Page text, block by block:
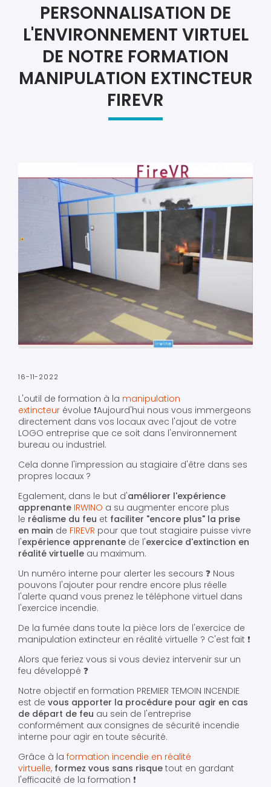
PERSONNALISATION DE
L'ENVIRONNEMENT VIRTUEL
DE NOTRE FORMATION
MANIPULATION EXTINCTEUR
FIREVR
16-11-2022
L'outil de formation à la manipulation
extincteur évolue ❗️Aujourd'hui nous vous immergeons
directement dans vos locaux avec l'ajout de votre
LOGO entreprise que ce soit dans l'environnement
bureau ou industriel.
Cela donne l'impression au stagiaire d'être dans ses
propres locaux ?
Egalement, dans le but d'améliorer l'expérience
apprenante IRWINO a su augmenter encore plus
le réalisme du feu et faciliter "encore plus" la prise
en main de FIREVR pour que tout stagiaire puisse vivre
l'expérience apprenante de l'exercice d'extinction en
réalité virtuelle au maximum.
Un numéro interne pour alerter les secours ❓ Nous
pouvons l'ajouter pour rendre encore plus réelle
l'alerte quand vous prenez le téléphone virtuel dans
l'exercice incendie.
De la fumée dans toute la pièce lors de l'exercice de
manipulation extincteur en réalité virtuelle ? C'est fait ❗️
Alors que feriez vous si vous deviez intervenir sur un
feu développé ❓
Notre objectif en formation PREMIER TEMOIN INCENDIE
est de vous apporter la procédure pour agir en cas
de départ de feu au sein de l'entreprise
conformément aux consignes de sécurité incendie
interne pour agir en toute sécurité.
Grâce à la formation incendie en réalité
virtuelle, formez vous sans risque tout en gardant
l'efficacité de la formation ❗️